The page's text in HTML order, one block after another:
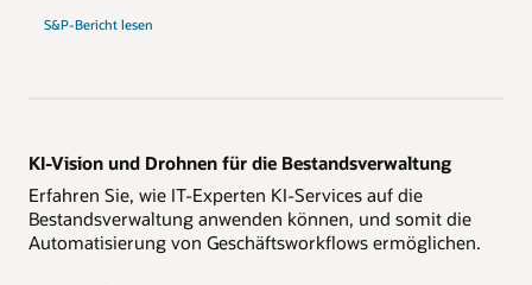
S&P-Bericht lesen
KI-Vision und Drohnen für die Bestandsverwaltung
Erfahren Sie, wie IT-Experten KI-Services auf die
Bestandsverwaltung anwenden können, und somit die
Automatisierung von Geschäftsworkflows ermöglichen.